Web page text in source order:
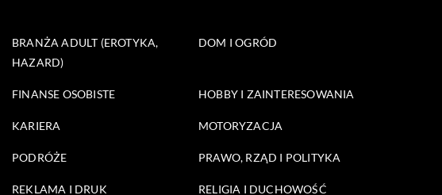
BRANŻA ADULT (EROTYKA,
HAZARD)
DOM I OGRÓD
FINANSE OSOBISTE HOBBY I ZAINTERESOWANIA
KARIERA MOTORYZACJA
PODRÓŻE PRAWO, RZĄD I POLITYKA
REKLAMA I DRUK RELIGIA I DUCHOWOŚĆ